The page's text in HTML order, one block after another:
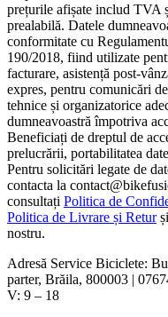
prețurile afișate includ TVA
prealabilă. Datele
conformitate cu
190/2018, fiind utilizate
facturare, asistență post-
expres, pentru comunicări
tehnice și organizatorice
dumneavoastră împotriva
Beneficiați de dreptul de
prelucrării, portabilitatea
Pentru solicitări legate de
contacta la
consultați Politica de
Politica de Livrare și Returși
nostru.
Adresă Service Biciclete:
parter, Brăila, 800003 |
V: 9 – 18